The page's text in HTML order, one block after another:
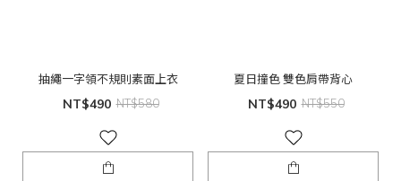
抽繩一字領不規則素面上衣
NT$490 NT$580
夏日撞色 雙色肩帶背心
NT$490 NT$550